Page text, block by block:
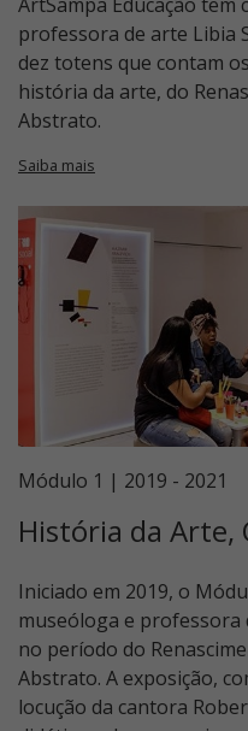
professora de arte Libia
dez totens que contam
história da arte, do
Abstrato.
Saiba mais
Módulo 1 | 2019 - 2021
História da Arte,
Iniciado em 2019, o
museóloga e professora
no período do
Abstrato. A exposição,
locução da cantora